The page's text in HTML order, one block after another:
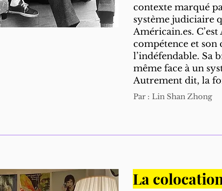
contexte marqué
système judiciaire
Américain.es.
compétence et son
l’indéfendable. Sa
même face à un
Autrement dit, la
Par : Lin Shan Zhong
La